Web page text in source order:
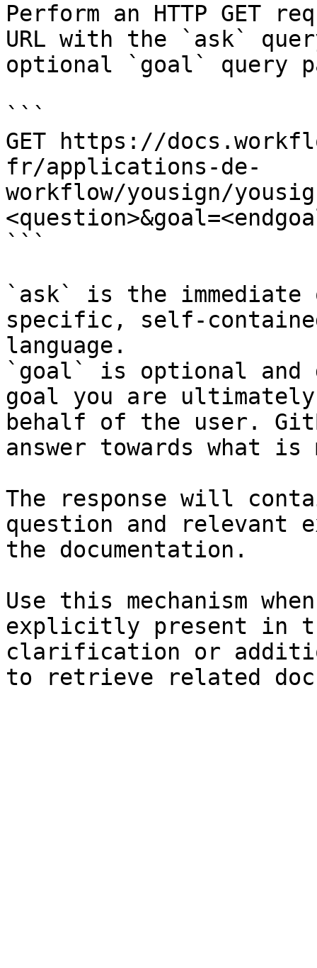
Perform an HTTP GET
URL with the `ask`
optional `goal` query
```
GET https://
fr/applications-de-
workflow/yousign/
```
`ask` is the
specific, self-
language.
`goal` is optional and
goal you are
behalf of the user.
answer towards what
The response will
question and relevant
the documentation.
Use this mechanism
explicitly present in
clarification or